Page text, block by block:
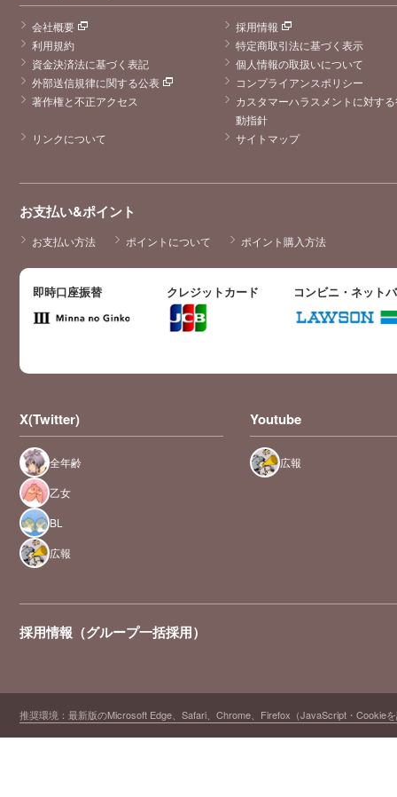
会社概要
採用情報
利用規約
特定商取引法に基づく表示
資金決済法に基づく表記
個人情報の取扱いについて
外部送信規律に関する公表
コンプライアンスポリシー
著作権と不正アクセス
カスタマーハラスメントに対す
動指針
リンクについて
サイトマップ
お支払い&ポイント
お支払い方法 ポイントについて ポイント購入方法
即時口座振替 クレジットカード コンビニ・ネット
X(Twitter)
全年齢
乙女
BL
広報
Youtube
広報
採用情報（グループ一括採用）
推奨環境：最新版のMicrosoft Edge、Safari、Chrome、Firefox（JavaScript・Cookie